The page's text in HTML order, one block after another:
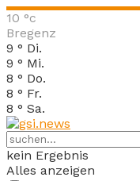
10 °c
Bregenz
9 ° Di.
9 ° Mi.
8 ° Do.
8 ° Fr.
8 ° Sa.
kein Ergebnis
Alles anzeigen